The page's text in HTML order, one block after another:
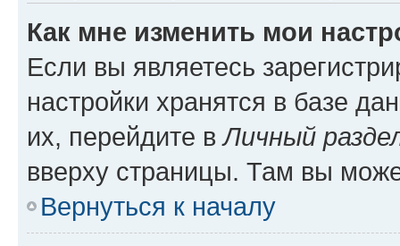
Как мне изменить мои
Если вы являетесь
настройки хранятся в базе
их, перейдите вЛичный
вверху страницы. Там вы
Вернуться к началу